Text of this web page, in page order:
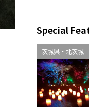
Special
茨城県・北茨城